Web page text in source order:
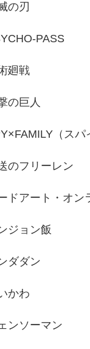
の刃
PASS
廻戦
の巨人
（スパ
のフリーレン
ドアート・オン
ジョン飯
ダダン
かわ
ンソーマン